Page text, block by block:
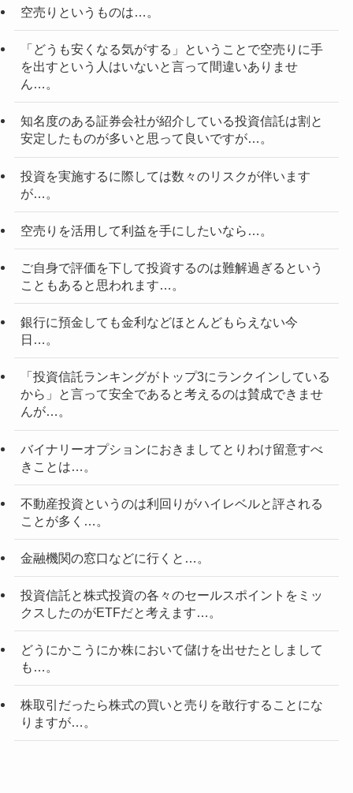
空売りというものは…。
「どうも安くなる気がする」ということで空売りに手
を出すという人はいないと言って間違いありませ
ん…。
知名度のある証券会社が紹介している投資信託は割と
安定したものが多いと思って良いですが…。
投資を実施するに際しては数々のリスクが伴います
が…。
空売りを活用して利益を手にしたいなら…。
ご自身で評価を下して投資するのは難解過ぎるという
こともあると思われます…。
銀行に預金しても金利などほとんどもらえない今
日…。
「投資信託ランキングがトップ3にランクインしている
から」と言って安全であると考えるのは賛成できませ
んが…。
バイナリーオプションにおきましてとりわけ留意すべ
きことは…。
不動産投資というのは利回りがハイレベルと評される
ことが多く…。
金融機関の窓口などに行くと…。
投資信託と株式投資の各々のセールスポイントをミッ
クスしたのがETFだと考えます…。
どうにかこうにか株において儲けを出せたとしまして
も…。
株取引だったら株式の買いと売りを敢行することにな
りますが…。